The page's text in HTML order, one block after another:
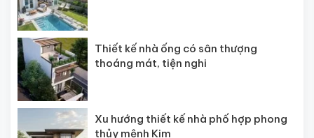
Thiết kế nhà ống có sân thượng
thoáng mát, tiện nghi
Xu hướng thiết kế nhà phố hợp phong
thủy mệnh Kim